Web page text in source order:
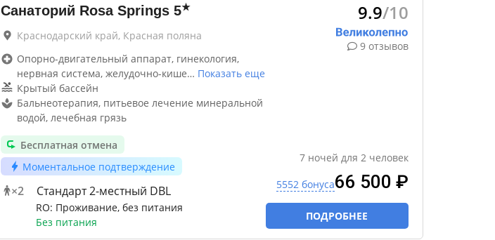
Санаторий Rosa Springs 5★
Краснодарский край, Красная поляна
Опорно-двигательный аппарат, гинекология,
нервная система, желудочно-кише… Показать еще
Крытый бассейн
Бальнеотерапия, питьевое лечение минеральной
водой, лечебная грязь
Бесплатная отмена
Моментальное подтверждение
×2 Стандарт 2-местный DBL
RO: Проживание, без питания
Без питания
9.9/10
9 отзывов
7 ночей для 2 человек
5552 бонуса66 500 ₽
ПОДРОБНЕЕ